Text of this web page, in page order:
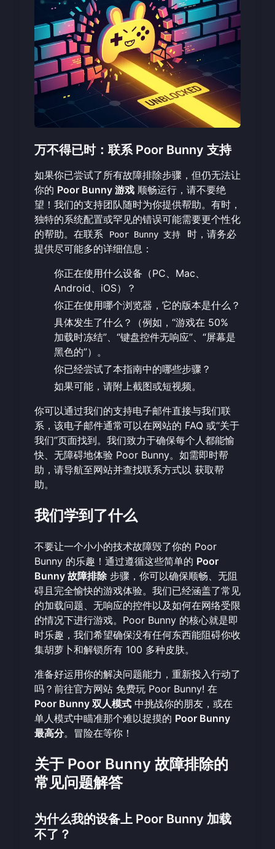
万不得已时：联系 Poor Bunny 支持
如果你已尝试了所有故障排除步骤，但仍无法让
你的 Poor Bunny 游戏 顺畅运行，请不要绝
望！我们的支持团队随时为你提供帮助。有时，
独特的系统配置或罕见的错误可能需要更个性化
的帮助。在联系
Poor Bunny 支持
时，请务必
提供尽可能多的详细信息：
你正在使用什么设备（PC、Mac、
Android、iOS）？
你正在使用哪个浏览器，它的版本是什么？
具体发生了什么？（例如，“游戏在 50%
加载时冻结”、“键盘控件无响应”、“屏幕是
黑色的”）。
你已经尝试了本指南中的哪些步骤？
如果可能，请附上截图或短视频。
你可以通过我们的支持电子邮件直接与我们联
系，该电子邮件通常可以在网站的 FAQ 或“关于
我们”页面找到。我们致力于确保每个人都能愉
快、无障碍地体验 Poor Bunny。如需即时帮
助，请导航至网站并查找联系方式以 获取帮
助。
我们学到了什么
不要让一个小小的技术故障毁了你的 Poor
Bunny 的乐趣！通过遵循这些简单的 Poor
Bunny 故障排除步骤，你可以确保顺畅、无阻
碍且完全愉快的游戏体验。我们已经涵盖了常见
的加载问题、无响应的控件以及如何在网络受限
的情况下进行游戏。Poor Bunny 的核心就是即
时乐趣，我们希望确保没有任何东西能阻碍你收
集胡萝卜和解锁所有 100 多种皮肤。
准备好运用你的解决问题能力，重新投入行动了
吗？前往官方网站 免费玩 Poor Bunny! 在
Poor Bunny 双人模式 中挑战你的朋友，或在
单人模式中瞄准那个难以捉摸的 Poor Bunny
最高分。冒险在等你！
关于 Poor Bunny 故障排除的
常见问题解答
为什么我的设备上 Poor Bunny 加载
不了？